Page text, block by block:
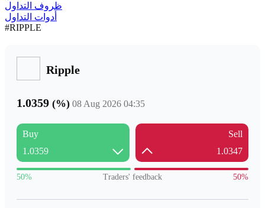
ظروف التداول
أدوات التداول
#RIPPLE
Ripple
1.0359 (%) 08 Aug 2026 04:35
Buy
1.0359
Sell
1.0347
50% Traders' feedback 50%